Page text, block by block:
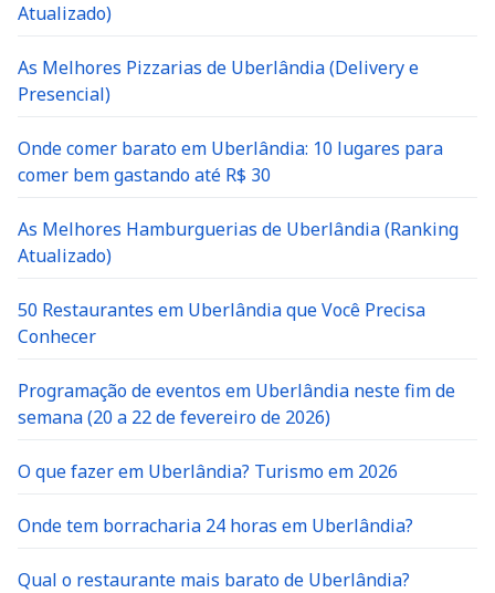
Atualizado)
As Melhores Pizzarias de Uberlândia (Delivery e
Presencial)
Onde comer barato em Uberlândia: 10 lugares para
comer bem gastando até R$ 30
As Melhores Hamburguerias de Uberlândia (Ranking
Atualizado)
50 Restaurantes em Uberlândia que Você Precisa
Conhecer
Programação de eventos em Uberlândia neste fim de
semana (20 a 22 de fevereiro de 2026)
O que fazer em Uberlândia? Turismo em 2026
Onde tem borracharia 24 horas em Uberlândia?
Qual o restaurante mais barato de Uberlândia?